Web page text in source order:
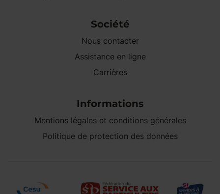
Société
Nous contacter
Assistance en ligne
Carrières
Informations
Mentions légales et conditions générales
Politique de protection des données